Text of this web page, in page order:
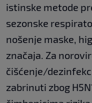
istinske metode
sezonske
nošenje maske,
značaja. Za
čišćenje/
zabrinuti zbog